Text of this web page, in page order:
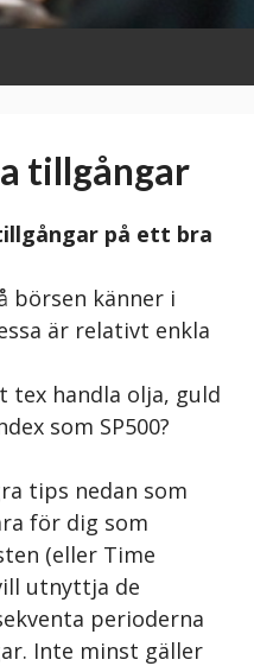
tillgångar
på ett bra
börsen känner i
är relativt enkla
tex handla olja, guld
som SP500?
tips nedan som
för dig som
(eller Time
utnyttja de
perioderna
Inte minst gäller